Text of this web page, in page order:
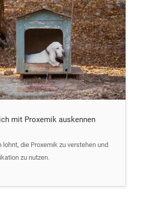
mit Proxemik auskennen
die Proxemik zu verstehen und
zu nutzen.